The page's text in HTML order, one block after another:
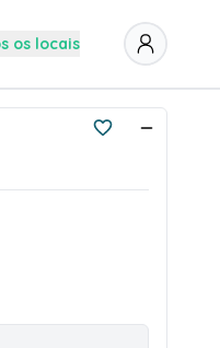
os locais